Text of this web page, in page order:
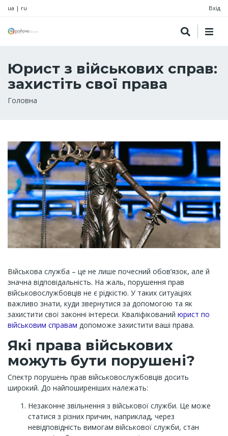
ua | ru Вхід
Юрист з військових справ:
захистіть свої права
Рядок
Головна
Військова служба – це не лише почесний обов’язок, але й
значна відповідальність. На жаль, порушення прав
військовослужбовців не є рідкістю. У таких ситуаціях
важливо знати, куди звернутися за допомогою та як
захистити свої законні інтереси. Кваліфікований юрист по
військовим справам допоможе захистити ваші права.
Які права військових
можуть бути порушені?
Спектр порушень прав військовослужбовців досить
широкий. До найпоширеніших належать:
Незаконне звільнення з військової служби. Це може
статися з різних причин, наприклад, через
невідповідність вимогам військової служби, стан